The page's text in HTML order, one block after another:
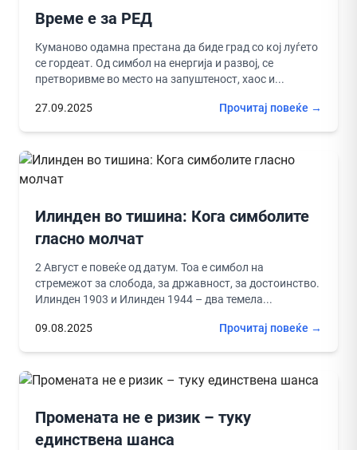
Време е за РЕД
Куманово одамна престана да биде град со кој луѓето
се гордеат. Од симбол на енергија и развој, се
претворивме во место на запуштеност, хаос и...
27.09.2025 Прочитај повеќе →
Илинден во тишина: Кога симболите
гласно молчат
2 Август е повеќе од датум. Тоа е симбол на
стремежот за слобода, за државност, за достоинство.
Илинден 1903 и Илинден 1944 – два темела...
09.08.2025 Прочитај повеќе →
Промената не е ризик – туку
единствена шанса